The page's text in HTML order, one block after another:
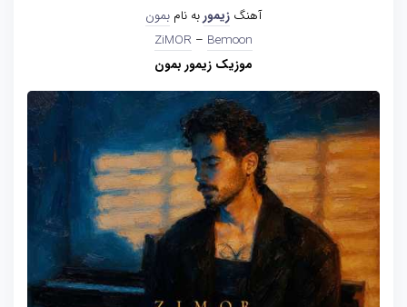
آهنگ زیموربه نام بمون
ZiMOR – Bemoon
موزیک زیمور بمون